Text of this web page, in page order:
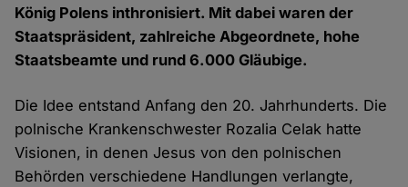
König Polens inthronisiert. Mit dabei waren der
Staatspräsident, zahlreiche Abgeordnete, hohe
Staatsbeamte und rund 6.000 Gläubige.
Die Idee entstand Anfang den 20. Jahrhunderts. Die
polnische Krankenschwester Rozalia Celak hatte
Visionen, in denen Jesus von den polnischen
Behörden verschiedene Handlungen verlangte,